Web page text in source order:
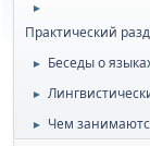
►
Практический
► Беседы о
►
► Чем